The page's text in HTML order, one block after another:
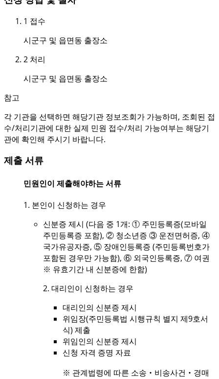
1 접수
시군구 및 읍면동 출장소
2 처리
시군구 및 읍면동 출장소
참고
각 기관을 선택하면 해당기관 정보조회가 가능하며, 조회된 접
수/처리기관에 대한 실제 민원 접수/처리 가능여부는 해당기
관에 확인해 주시기 바랍니다.
제출 서류
민원인이 제출해야하는 서류
1. 본인이 신청하는 경우
신분증 제시 (다음 중 1개: ① 주민등록증(모바일
주민등록증 포함), ② 청소년증 ③ 운전면허증, ④
국가유공자증, ⑤ 장애인등록증 (주민등록번호가
포함된 경우만 가능함), ⑥ 외국인등록증, ⑦ 여권
※ 유효기간 내 신분증에 한함)
2. 대리인이 신청하는 경우
대리인의 신분증 제시
위임장(주민등록법 시행규칙 별지 제9호서
식) 제출
위임인의 신분증 제시
신청 자격 증명 자료
※ 관계법령에 따른 소송‧비송사건‧경매